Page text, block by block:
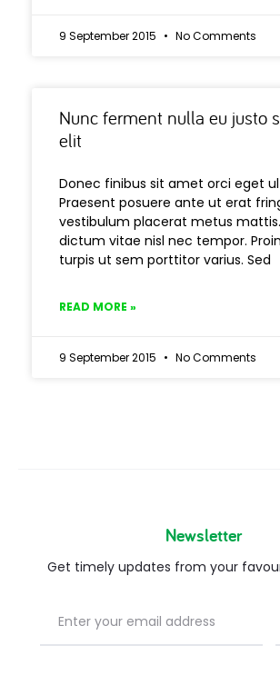
9 September 2015 No Comments
Nunc ferment nulla eu justo
elit
Donec finibus sit amet orci eget
Praesent posuere ante ut erat
vestibulum placerat metus
dictum vitae nisl nec tempor.
turpis ut sem porttitor varius. Sed
READ MORE »
9 September 2015 No Comments
Newsletter
Get timely updates from your